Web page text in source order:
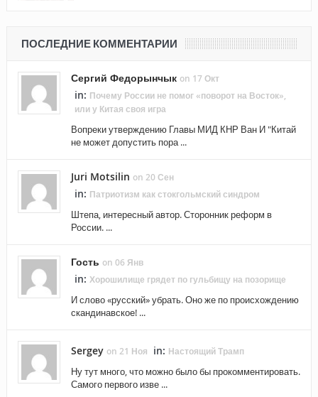
ПОСЛЕДНИЕ КОММЕНТАРИИ
Сергий Федорынчык on 17 Окт
in: Почему России не помог «поворот на Восток»,
или у Китая своя игра
Вопреки утверждению Главы МИД КНР Ван И "Китай
не может допустить пора ...
Juri Motsilin on 20 Сен
in: Патриотизм как стокгольмский синдром
Штепа, интересный автор. Сторонник реформ в
России. ...
Гость on 06 Янв
in: Хорошилище грядет по гульбищу на позорище
И слово «русский» убрать. Оно же по происхождению
скандинавское! ...
Sergey on 21 Ноя in: Настоящий Трамп
Ну тут много, что можно было бы прокомментировать.
Самого первого изве ...